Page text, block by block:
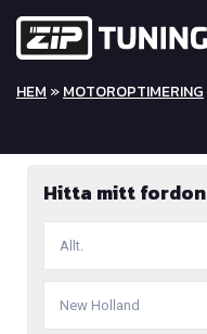
HEM »MOTOROPTIMERING
Hitta mitt fordon
Allt.
New Holland